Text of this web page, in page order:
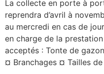
La collecte en porte à
reprendra d’avril à
au mercredi en cas de
en charge de la
acceptés : Tonte de
¤ Branchages ¤ Tailles